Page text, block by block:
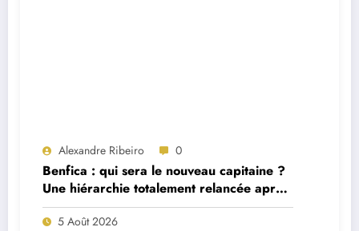
Alexandre Ribeiro 0
Benfica : qui sera le nouveau capitaine ?
Une hiérarchie totalement relancée après
deux départs majeurs
5 Août 2026